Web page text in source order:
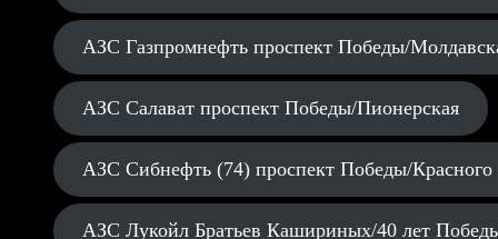
АЗС Газпромнефть проспект Победы/
АЗС Салават проспект Победы/Пионерская
АЗС Сибнефть (74) проспект Победы/Красного
АЗС Лукойл Братьев Кашириных/40 лет